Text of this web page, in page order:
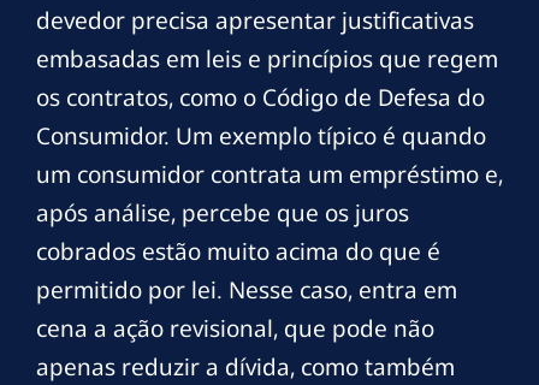
devedor precisa apresentar justificativas
embasadas em leis e princípios que regem
os contratos, como o Código de Defesa do
Consumidor. Um exemplo típico é quando
um consumidor contrata um empréstimo e,
após análise, percebe que os juros
cobrados estão muito acima do que é
permitido por lei. Nesse caso, entra em
cena a ação revisional, que pode não
apenas reduzir a dívida, como também